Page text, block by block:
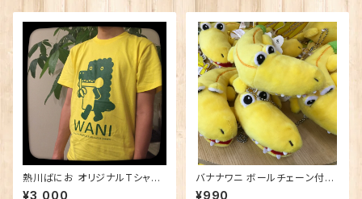
熱川ばにお オリジナルTシャツ
大人用
¥3,000
バナナワニ ボールチェーン付き
マスコット
¥990